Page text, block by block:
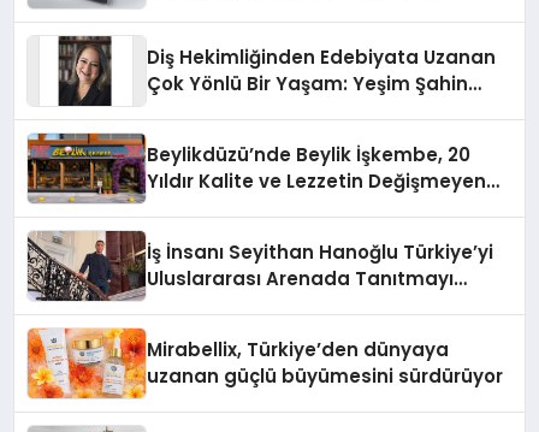
Diş Hekimliğinden Edebiyata Uzanan
Çok Yönlü Bir Yaşam: Yeşim Şahin
Beylikdüzü’nde Beylik İşkembe, 20
Yıldır Kalite ve Lezzetin Değişmeyen
İş İnsanı Seyithan Hanoğlu Türkiye’yi
Uluslararası Arenada Tanıtmayı
Mirabellix, Türkiye’den dünyaya
uzanan güçlü büyümesini sürdürüyor